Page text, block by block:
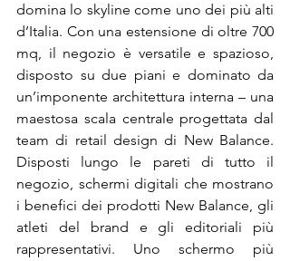
domina lo skyline come uno dei più alti
d’Italia. Con una estensione di oltre 700
mq, il negozio è versatile e spazioso,
disposto su due piani e dominato da
un’imponente architettura interna – una
maestosa scala centrale progettata dal
team di retail design di New Balance.
Disposti lungo le pareti di tutto il
negozio, schermi digitali che mostrano
i benefici dei prodotti New Balance, gli
atleti del brand e gli editoriali più
rappresentativi. Uno schermo più